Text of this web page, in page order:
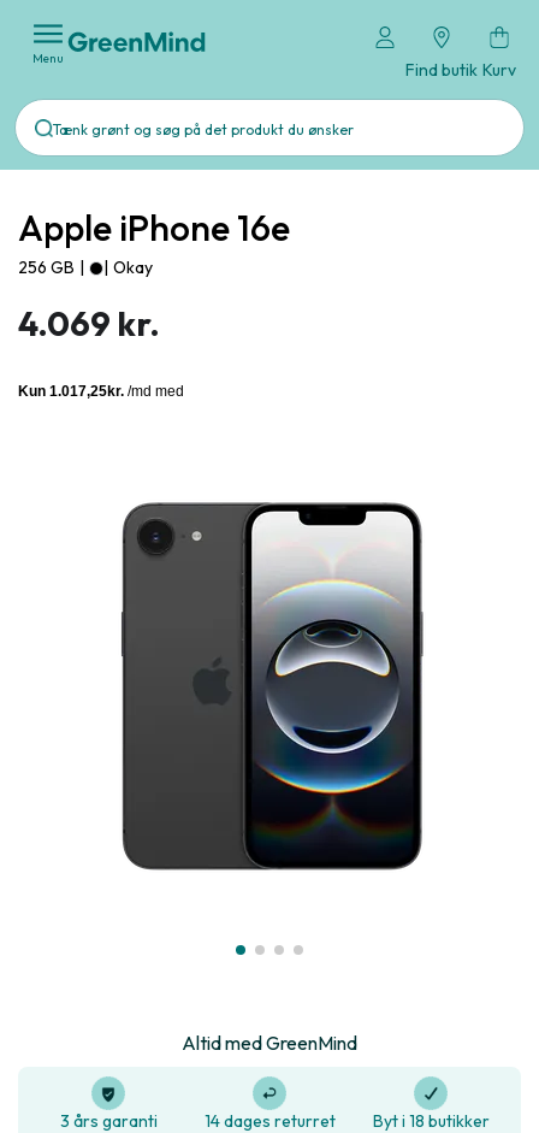
Menu
Find butik Kurv
Apple iPhone 16e
256 GB | | Okay
4.069 kr.
Altid med GreenMind
3 års garanti 14 dages returret Byt i 18 butikker